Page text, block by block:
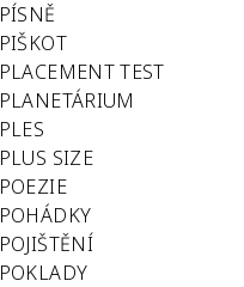
PÍSNĚ
PIŠKOT
PLACEMENT TEST
PLANETÁRIUM
PLES
PLUS SIZE
POEZIE
POHÁDKY
POJIŠTĚNÍ
POKLADY